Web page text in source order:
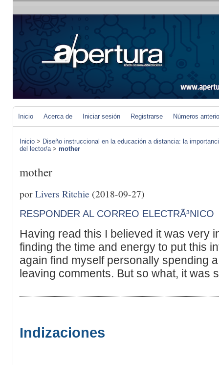
Inicio Acerca de Iniciar sesión Registrarse Números
Inicio > Diseño instruccional en la educación a distancia: la
del lector/a> mother
mother
porLivers Ritchie (2018-09-27)
RESPONDER AL CORREO ELECTRÃ³NICO
Having read this I believed it was very
finding the time and energy to put this
again find myself personally spending
leaving comments. But so what, it was
Indizaciones